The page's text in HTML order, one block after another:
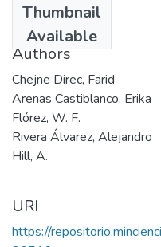
Thumbnail
Available
1996
Authors
Chejne Direc, Farid
Arenas Castiblanco, Erika
Flórez, W. F.
Rivera Álvarez, Alejandro
Hill, A.
URI
https://